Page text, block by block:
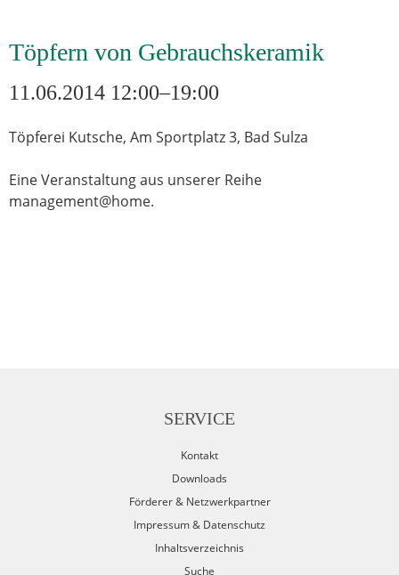
Töpfern von Gebrauchskeramik
11.06.2014 12:00–19:00
Töpferei Kutsche, Am Sportplatz 3, Bad Sulza
Eine Veranstaltung aus unserer Reihe
management@home.
SERVICE
Kontakt
Downloads
Förderer & Netzwerkpartner
Impressum & Datenschutz
Inhaltsverzeichnis
Suche